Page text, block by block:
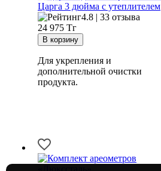
Царга 3 дюйма с утеплителем
4.8 | 33 отзыва
24 975 Тг
Для укрепления и
дополнительной очистки
продукта.